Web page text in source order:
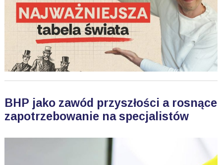
BHP jako zawód przyszłości a rosnące
zapotrzebowanie na specjalistów